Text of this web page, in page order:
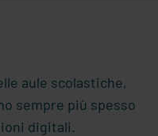
aule scolastiche,
sempre più spesso
digitali.